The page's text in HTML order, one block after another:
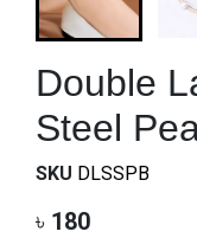
Double
Steel
SKU DLSSPB
৳ 180